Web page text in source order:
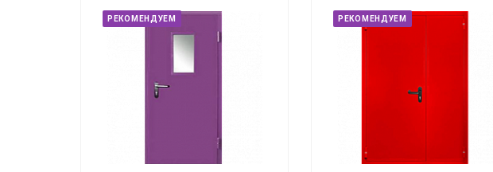
РЕКОМЕНДУЕМ РЕКОМЕНДУЕМ